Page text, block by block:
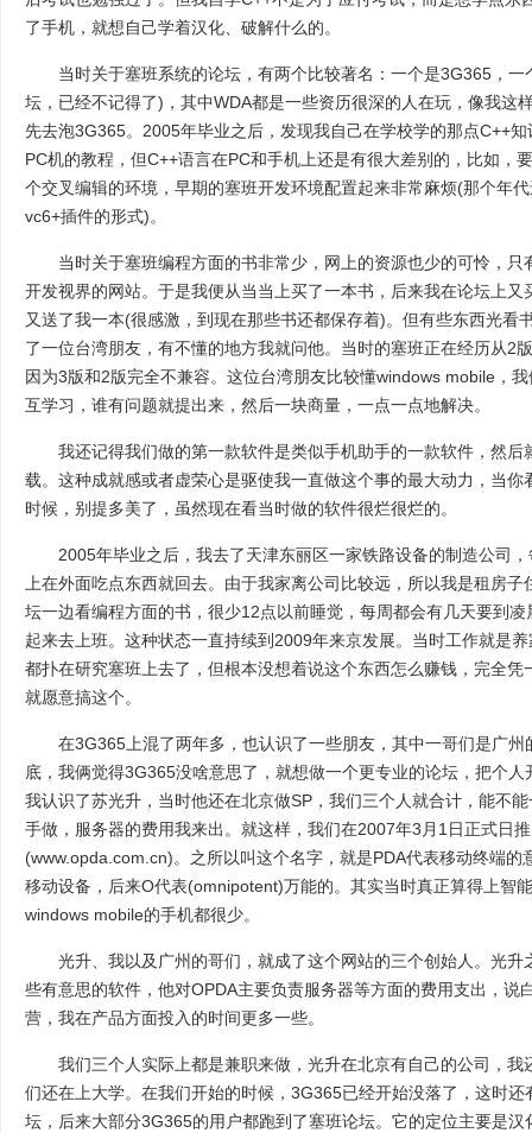
了手机，就想自己学着汉化、破解什么的。
当时关于塞班系统的论坛，有两个比较著名：一个是3G365，一
坛，已经不记得了)，其中WDA都是一些资历很深的人在玩，像我这
先去泡3G365。2005年毕业之后，发现我自己在学校学的那点C++
PC机的教程，但C++语言在PC和手机上还是有很大差别的，比如，
个交叉编辑的环境，早期的塞班开发环境配置起来非常麻烦(那个年
vc6+插件的形式)。
当时关于塞班编程方面的书非常少，网上的资源也少的可怜，只
开发视界的网站。于是我便从当当上买了一本书，后来我在论坛上
又送了我一本(很感激，到现在那些书还都保存着)。但有些东西光看
了一位台湾朋友，有不懂的地方我就问他。当时的塞班正在经历从2
因为3版和2版完全不兼容。这位台湾朋友比较懂windows mobile，
互学习，谁有问题就提出来，然后一块商量，一点一点地解决。
我还记得我们做的第一款软件是类似手机助手的一款软件，然后
载。这种成就感或者虚荣心是驱使我一直做这个事的最大动力，当
时候，别提多美了，虽然现在看当时做的软件很烂很烂的。
2005年毕业之后，我去了天津东丽区一家铁路设备的制造公司，
上在外面吃点东西就回去。由于我家离公司比较远，所以我是租房
坛一边看编程方面的书，很少12点以前睡觉，每周都会有几天要到
起来去上班。这种状态一直持续到2009年来京发展。当时工作就是
都扑在研究塞班上去了，但根本没想着说这个东西怎么赚钱，完全
就愿意搞这个。
在3G365上混了两年多，也认识了一些朋友，其中一哥们是广州
底，我俩觉得3G365没啥意思了，就想做一个更专业的论坛，把个
我认识了苏光升，当时他还在北京做SP，我们三个人就合计，能不
手做，服务器的费用我来出。就这样，我们在2007年3月1日正式日
(www.opda.com.cn)。之所以叫这个名字，就是PDA代表移动终端的
移动设备，后来O代表(omnipotent)万能的。其实当时真正算得上智
windows mobile的手机都很少。
光升、我以及广州的哥们，就成了这个网站的三个创始人。光升
些有意思的软件，他对OPDA主要负责服务器等方面的费用支出，说
营，我在产品方面投入的时间更多一些。
我们三个人实际上都是兼职来做，光升在北京有自己的公司，我
们还在上大学。在我们开始的时候，3G365已经开始没落了，这时
坛，后来大部分3G365的用户都跑到了塞班论坛。它的定位主要是